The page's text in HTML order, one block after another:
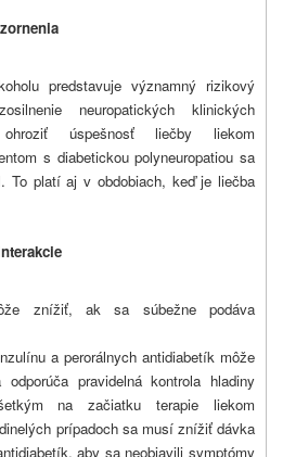
predstavuje významný rizikový
neuropatických klinických
úspešnosť liečby liekom
s diabetickou polyneuropatiou sa
To platí aj v obdobiach, keď je liečba
znížiť, ak sa súbežne podáva
a perorálnych antidiabetík môže
pravidelná kontrola hladiny
na začiatku terapie liekom
prípadoch sa musí znížiť dávka
aby sa neobjavili symptómy